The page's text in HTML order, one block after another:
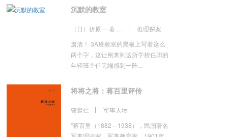
沉默的教室
推理探案
肃清！ 3A班教室的黑板上写着这么
两个字，这让刚来到这所学校任职的
年轻班主任无端感到一阵...
将将之将：蒋百里评传
曹聚仁
军事人物
"蒋百里（1882－1938），民国著名